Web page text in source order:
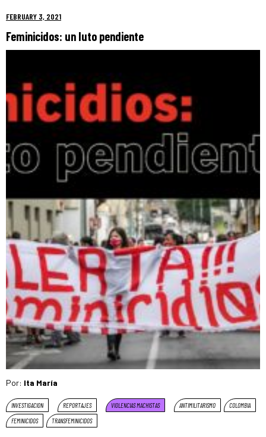
FEBRUARY 3, 2021
Feminicidos: un luto pendiente
Por: Ita María
INVESTIGACION REPORTAJES VIOLENCIAS MACHISTAS ANTIMILITARISMO
COLOMBIA
FEMINICIDOS
TRANSFEMINICIDOS